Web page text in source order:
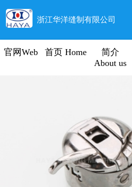
浙江华洋缝制有限公司
官网Web 首页 Home
简介
About us